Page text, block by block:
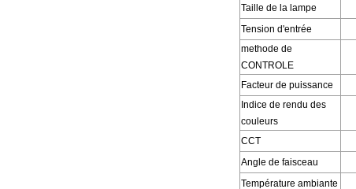
Taille de la lampe
Tension d'entrée
methode de
CONTROLE
Facteur de puissance
Indice de rendu des
couleurs
CCT
Angle de faisceau
Température ambiante